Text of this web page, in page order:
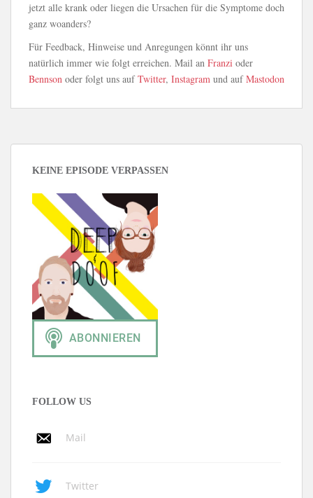
jetzt alle krank oder liegen die Ursachen für die Symptome doch
ganz woanders?
Für Feedback, Hinweise und Anregungen könnt ihr uns
natürlich immer wie folgt erreichen. Mail an Franzi oder
Bennson oder folgt uns aufTwitter, Instagram und aufMastodon
KEINE EPISODE VERPASSEN
FOLLOW US
Mail
Twitter